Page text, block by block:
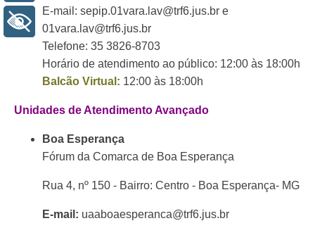
E-mail: sepip.01vara.lav@trf6.jus.br e
01vara.lav@trf6.jus.br
Telefone: 35 3826-8703
Horário de atendimento ao público: 12:00 às 18:00h
Balcão Virtual: 12:00 às 18:00h
Unidades de Atendimento Avançado
Boa Esperança
Fórum da Comarca de Boa Esperança
Rua 4, nº 150 - Bairro: Centro - Boa Esperança- MG
E-mail: uaaboaesperanca@trf6.jus.br
+ Acessibilidade